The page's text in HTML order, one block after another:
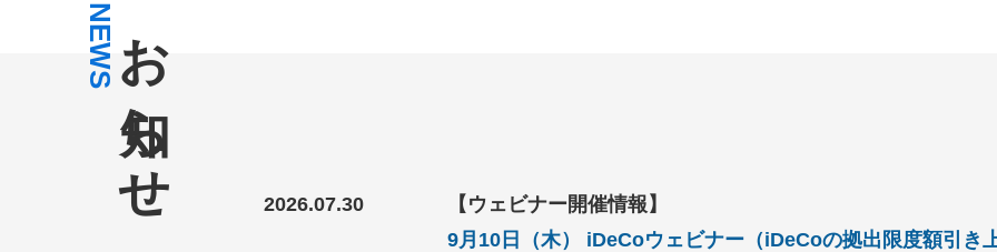
NEWSお知らせ
2026.07.30
【ウェビナー開催情報】
9月10日（木） iDeCoウェビナー（iDeCoの拠出限度額引き